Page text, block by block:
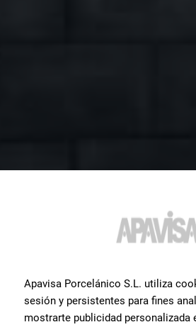
Apavisa Porcelánico S.L. utiliza
sesión y persistentes para fines
mostrarte publicidad personalizada